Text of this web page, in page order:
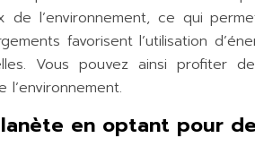
l’environnement, ce qui
favorisent l’utilisation
Vous pouvez ainsi profiter
en optant pour